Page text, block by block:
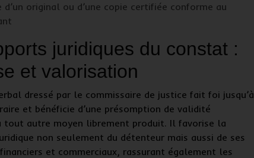
d’un original ou d’une copie certifiée conforme au
juridiques du constat :
et valorisation
dressé par le commissaire de justice fait foi jusqu’à
et bénéficie d’une présomption de validité
tout autre moyen librement produit. Il favorise la
non seulement du détenteur mais aussi de ses
et commerciaux, rassurant également les